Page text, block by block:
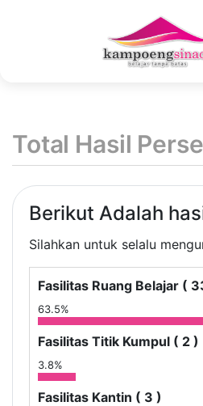
Total Hasil
Berikut Adalah
Silahkan untuk selalu
Fasilitas Ruang Belajar (
63.5%
Fasilitas Titik Kumpul ( 2 )
3.8%
Fasilitas Kantin ( 3 )